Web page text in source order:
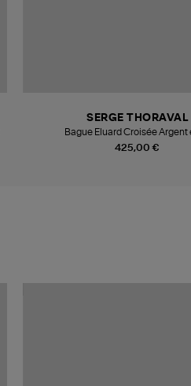
425,00 €
SERGE THORAVAL
Bague Eluard Croisée Argent